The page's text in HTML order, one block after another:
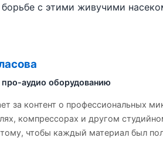
борьбе с этими живучими
аудио оборудованию
за контент о профессиональных
компрессорах и другом
чтобы каждый материал был